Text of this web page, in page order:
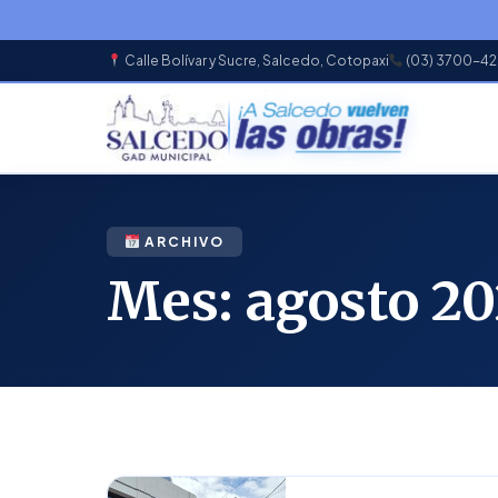
Calle Bolívar y Sucre, Salcedo, Cotopaxi (03) 3700-
ARCHIVO
Mes: agosto